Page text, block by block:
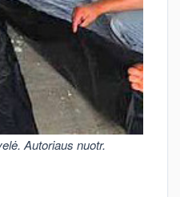
Autoriaus nuotr.